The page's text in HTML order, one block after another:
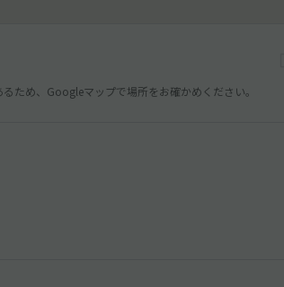
ため、Googleマップで場所をお確かめください。